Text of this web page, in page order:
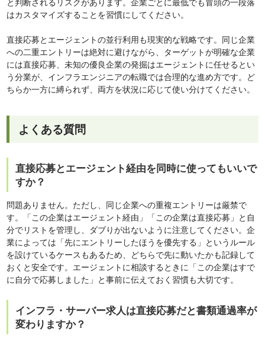
はカスタマイズすることを習慣にしてください。
直接応募とエージェントの並行利用も現実的な戦略です。同じ企業
への二重エントリーは絶対に避けながら、ターゲットが明確な企業
には直接応募、未知の優良企業の発掘はエージェントに任せるとい
う分業が、インフラエンジニアの転職では合理的な進め方です。ど
ちらか一方に縛られず、両方を状況に応じて使い分けてください。
よくある質問
直接応募とエージェント経由を同時に使ってもいいで
すか？
問題ありません。ただし、同じ企業への重複エントリーは厳禁で
す。「この企業はエージェント経由」「この企業は直接応募」と自
分でリストを管理し、ダブりが出ないように注意してください。企
業によっては「先にエントリーしたほうを優先する」というルール
を設けているケースもあるため、どちらで先に動いたかも記録して
おくと安全です。エージェントに相談するときに「この企業はすで
に自分で応募しました」と事前に伝えておく習慣も大切です。
インフラ・サーバー求人は直接応募だと書類通過率が
変わりますか？